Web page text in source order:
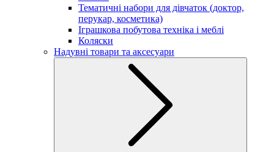
Тематичні набори для дівчаток (доктор,
перукар, косметика)
Іграшкова побутова техніка і меблі
Коляски
Надувні товари та аксесуари